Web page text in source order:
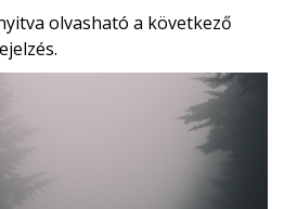
olvasható a következő